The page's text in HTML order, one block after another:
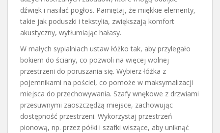
dźwięk i nasilać pogłos. Pamiętaj, że miękkie elementy,
takie jak poduszki i tekstylia, zwiększają komfort
akustyczny, wytłumiając hałasy.
W małych sypialniach ustaw łóżko tak, aby przylegało
bokiem do ściany, co pozwoli na więcej wolnej
przestrzeni do poruszania się. Wybierz łóżka z
pojemnikami na pościel, co pomoże w maksymalizacji
miejsca do przechowywania. Szafy wnękowe z drzwiami
przesuwnymi zaoszczędzą miejsce, zachowując
dostępność przestrzeni. Wykorzystaj przestrzeń
pionową, np. przez półki i szafki wiszące, aby uniknąć